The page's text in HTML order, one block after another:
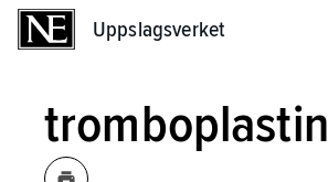
Uppslagsverket
tromboplastin